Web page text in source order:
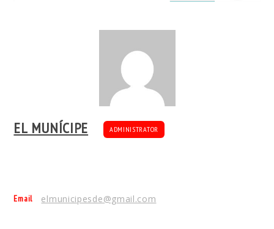
EL MUNÍCIPE ADMINISTRATOR
Email elmunicipesde@gmail.com